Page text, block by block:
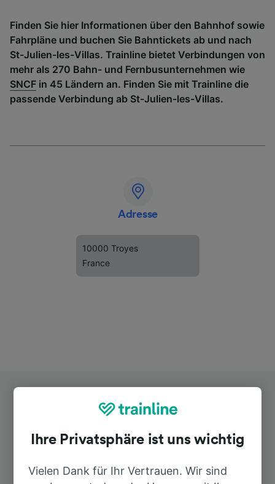
Finden Sie hier Informationen über den Bahnhof sowie
Fahrpläne und buchen Sie Bahntickets ab und nach
St-Julien-les-Villas. Trainline bietet Verbindungen von
mehr als 270 Bahn- und Fernbusunternehmen wie
SNCF in 45 Ländern an. Finden Sie mit Trainline die
passende Verbindung ab St-Julien-les-Villas.
Adresse
10000 Troyes
France
Top Strecken ab St-Julien-les-Villas
Ihre Privatsphäre ist uns wichtig
Vielen Dank für Ihr Vertrauen. Wir sind